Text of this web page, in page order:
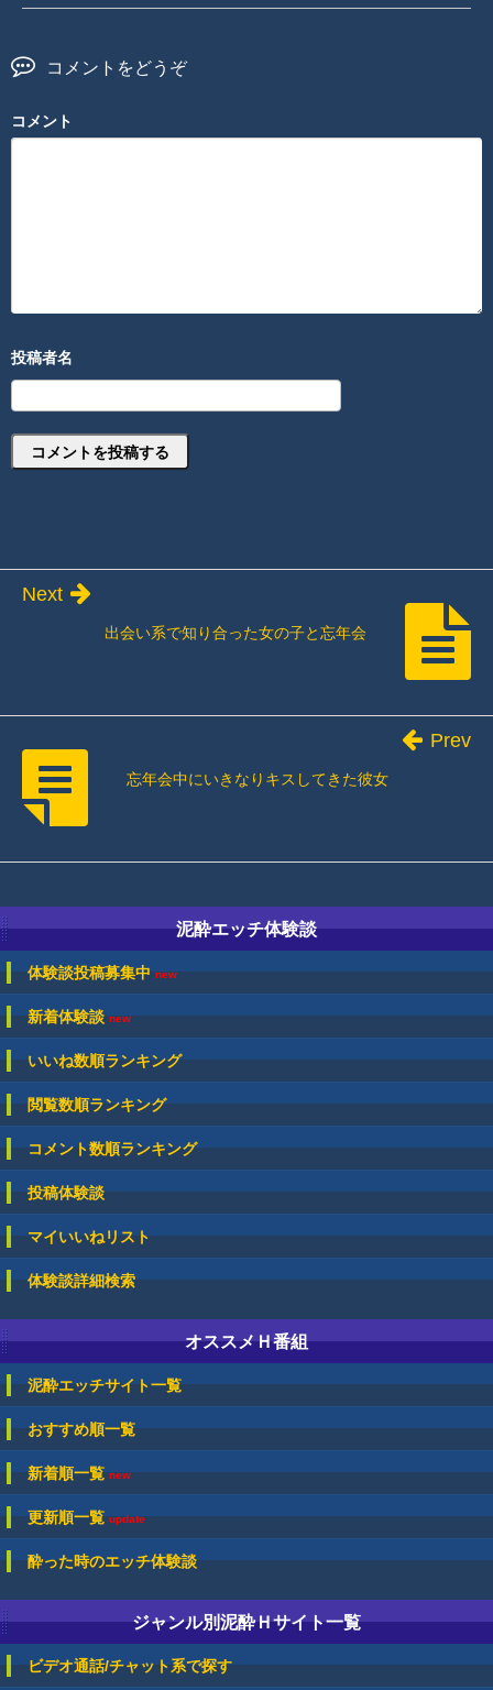
コメントをどうぞ
コメント
出会い系で知り合った女の子と忘年会
Next
忘年会中にいきなりキスしてきた彼女
Prev
泥酔エッチ体験談
体験談投稿募集中new
新着体験談new
いいね数順ランキング
閲覧数順ランキング
コメント数順ランキング
投稿体験談
マイいいねリスト
体験談詳細検索
オススメＨ番組
泥酔エッチサイト一覧
おすすめ順一覧
新着順一覧new
更新順一覧update
酔った時のエッチ体験談
ジャンル別泥酔Ｈサイト一覧
ビデオ通話/チャット系で探す